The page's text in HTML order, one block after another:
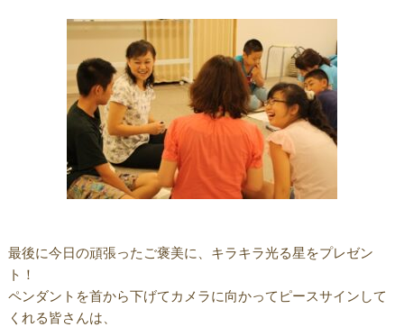
最後に今日の頑張ったご褒美に、キラキラ光る星をプレゼン
ト！
ペンダントを首から下げてカメラに向かってピースサインして
くれる皆さんは、